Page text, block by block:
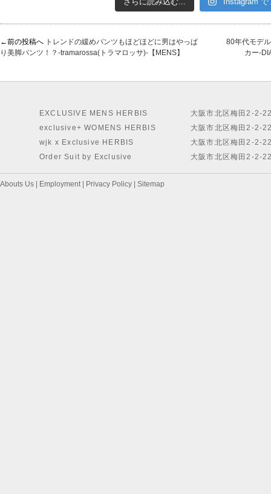
←前の投稿へ トレンドの緩めパンツもほどほどに男はやっぱ
り美脚パンツ！？-tramarossa(トラマロッサ)-【MENS】
80年代モデ
カー-
EXCLUSIVE MENS HERBIS
exclusive+ WOMENS HERBIS
wjk x Exclusive HERBIS
Order Suit by Exclusive
大阪市北区梅田2-2-
大阪市北区梅田2-2-
大阪市北区梅田2-2-
大阪市北区梅田2-2-
Abouts Us Employment| Privacy Policy Sitemap